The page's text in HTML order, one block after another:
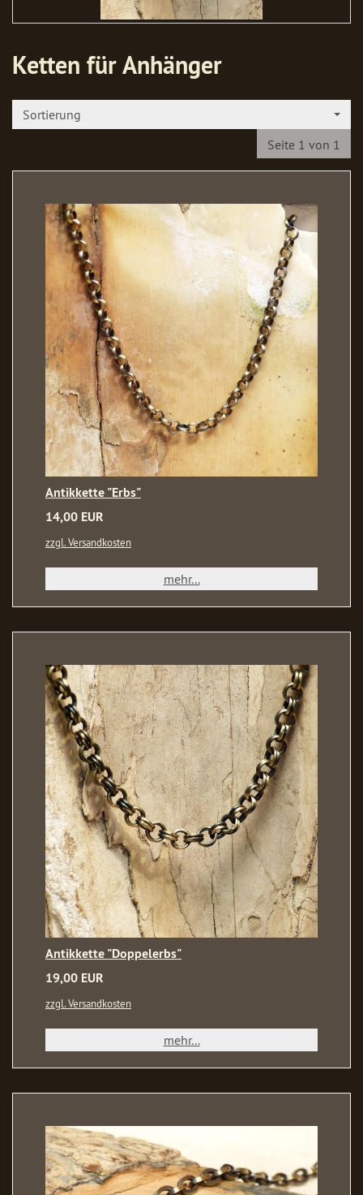
Ketten für Anhänger
Sortierung
Seite 1 von 1
Antikkette "Erbs"
14,00 EUR
zzgl. Versandkosten
mehr...
Antikkette "Doppelerbs"
19,00 EUR
zzgl. Versandkosten
mehr...